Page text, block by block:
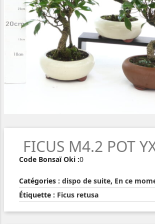
FICUS M4.2 POT
Code Bonsaï Oki :0
Catégories : dispo de suite, En ce
Étiquette : Ficus retusa